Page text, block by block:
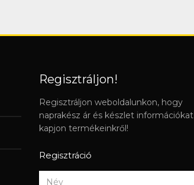
Regisztráljon!
Regisztráljon weboldalunkon, hogy
naprakész ár és készlet információkat
kapjon termékeinkről!
Regisztráció